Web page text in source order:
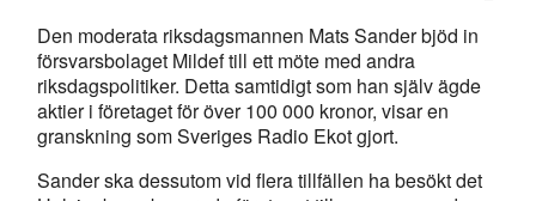
Den moderata riksdagsmannen Mats Sander bjöd in
försvarsbolaget Mildef till ett möte med andra
riksdagspolitiker. Detta samtidigt som han själv ägde
aktier i företaget för över 100 000 kronor, visar en
granskning som Sveriges Radio Ekot gjort.
Sander ska dessutom vid flera tillfällen ha besökt det